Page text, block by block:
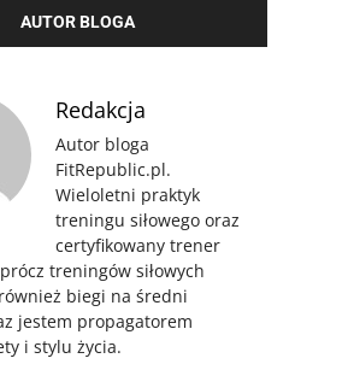
AUTOR BLOGA
Redakcja
Autor bloga
FitRepublic.pl.
Wieloletni praktyk
treningu siłowego oraz
certyfikowany trener
treningów siłowych
biegi na średni
jestem propagatorem
i stylu życia.